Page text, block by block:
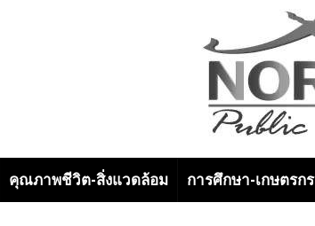
คุณภาพชีวิต-สิ่งแวดล้อม การศึกษา-เกษตรกร